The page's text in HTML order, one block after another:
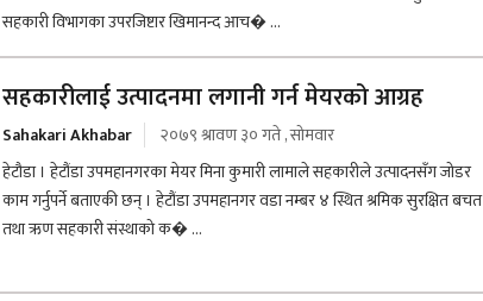
सहकारी विभागका उपरजिष्टार खिमानन्द आच� ...
सहकारीलाई उत्पादनमा लगानी गर्न मेयरको आग्रह
Sahakari Akhabar
२०७९ श्रावण ३० गते , सोमवार
हेटौडा । हेटौंडा उपमहानगरका मेयर मिना कुमारी लामाले सहकारीले उत्पादनसँग जोडर
काम गर्नुपर्ने बताएकी छन् । हेटौंडा उपमहानगर वडा नम्बर ४ स्थित श्रमिक सुरक्षित बचत
तथा ऋण सहकारी संस्थाको क� ...